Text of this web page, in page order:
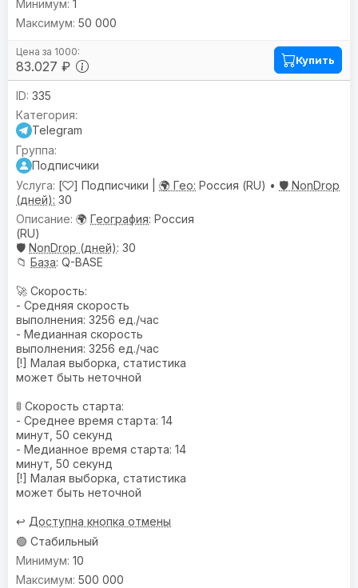
83.027 ₽
1
50 000
Купить
335
Telegram
Подписчики
[
] Подписчики | 🌍 Гео: Россия (RU) • 🛡️ NonDrop
(дней): 30
🌍 География: Россия
(RU)
🛡️ NonDrop (дней): 30
📁 База: Q-BASE
🚀 Скорость:
- Средняя скорость
выполнения: 3256 ед./час
- Медианная скорость
выполнения: 3256 ед./час
[!] Малая выборка, статистика
может быть неточной
🚦 Скорость старта:
- Среднее время старта: 14
минут, 50 секунд
- Медианное время старта: 14
минут, 50 секунд
[!] Малая выборка, статистика
может быть неточной
↩️ Доступна кнопка отмены
🟢 Стабильный
10
500 000